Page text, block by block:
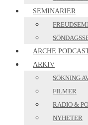
SEMINARIER
ARCHE
ARKIV
SÖKNING
FILMER
RADIO &
NYHETER